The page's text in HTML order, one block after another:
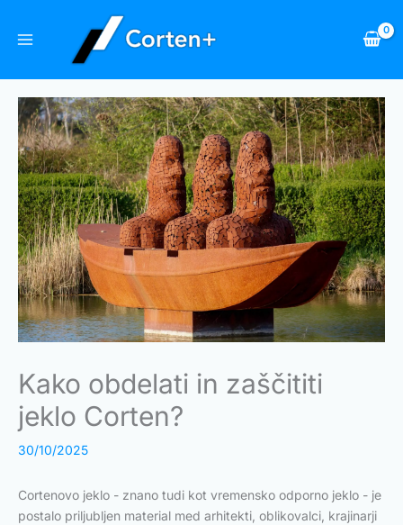
Kako obdelati in zaščititi
jeklo Corten?
30/10/2025
Cortenovo jeklo - znano tudi kot vremensko odporno jeklo - je
postalo priljubljen material med arhitekti, oblikovalci, krajinarji